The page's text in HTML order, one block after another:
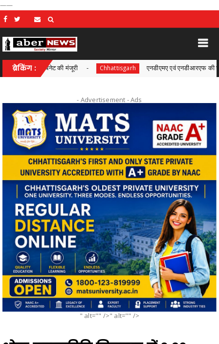
——
ब्रेकिंग :
कैबिनेट की मंजूरी Chhattisgarh एनडीएमए एवं एनडीआरएफ की संयुक्त बैठक
- Advertisement -Ads
" alt="" />" alt="" />